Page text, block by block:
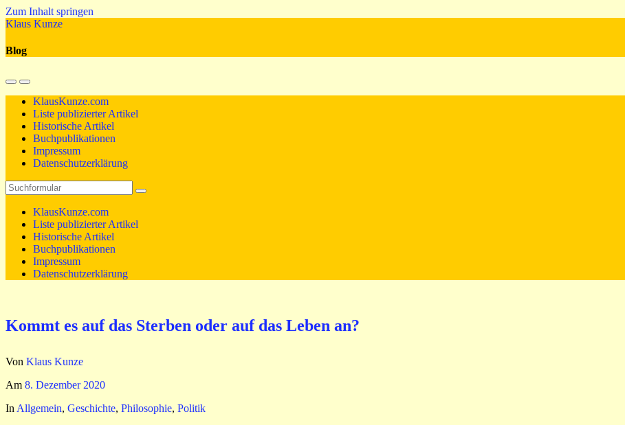
Zum Inhalt springen
Klaus Kunze
Blog
Mobil-
Menü
umschalten
Suchfeld
umschalten
KlausKunze.com
Liste publizierter Artikel
Historische Artikel
Buchpublikationen
Impressum
Datenschutzerklärung
Suchen
KlausKunze.com
Liste publizierter Artikel
Historische Artikel
Buchpublikationen
Impressum
Datenschutzerklärung
Kommt es auf das Sterben oder auf das Leben an?
Von Klaus Kunze
Am 8. Dezember 2020
InAllgemein, Geschichte, Philosophie, Politik